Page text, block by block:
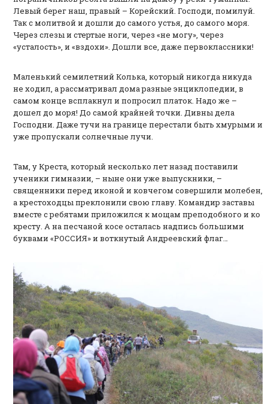
Левый берег наш, правый – Корейский. Господи, помилуй.
Так с молитвой и дошли до самого устья, до самого моря.
Через слезы и стертые ноги, через «не могу», через
«усталость», и «вздохи». Дошли все, даже первоклассники!
Маленький семилетний Колька, который никогда никуда
не ходил, а рассматривал дома разные энциклопедии, в
самом конце всплакнул и попросил платок. Надо же –
дошел до моря! До самой крайней точки. Дивны дела
Господни. Даже тучи на границе перестали быть хмурыми и
уже пропускали солнечные лучи.
Там, у Креста, который несколько лет назад поставили
ученики гимназии, – ныне они уже выпускники, –
священники перед иконой и ковчегом совершили молебен,
а крестоходцы преклонили свою главу. Командир заставы
вместе с ребятами приложился к мощам преподобного и ко
кресту. А на песчаной косе осталась надпись большими
буквами «РОССИЯ» и воткнутый Андреевский флаг…